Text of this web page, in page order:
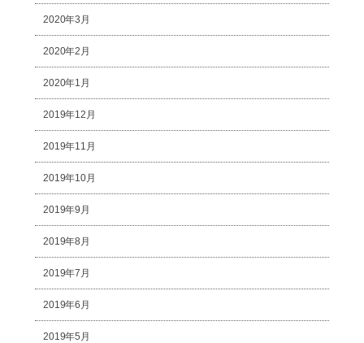
2020年3月
2020年2月
2020年1月
2019年12月
2019年11月
2019年10月
2019年9月
2019年8月
2019年7月
2019年6月
2019年5月